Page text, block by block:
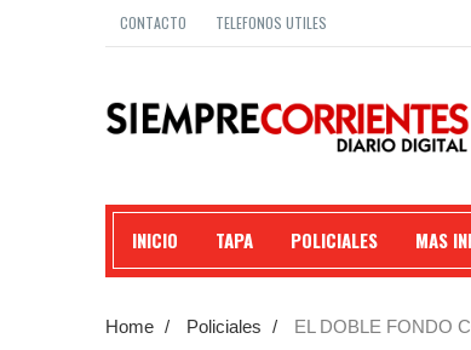
CONTACTO TELEFONOS UTILES
INICIO TAPA POLICIALES MAS
Home / Policiales /
EL DOBLE FONDO